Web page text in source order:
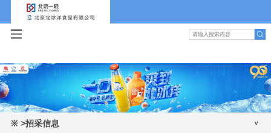
※ >招采信息